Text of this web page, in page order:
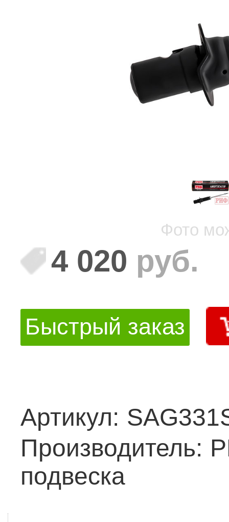
4 020 руб.
Быстрый заказ
Артикул:
Производитель:
подвеска
Фото